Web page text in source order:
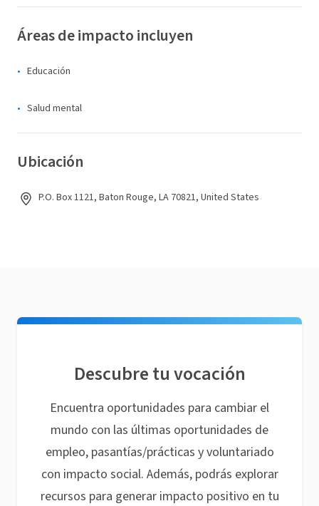
Áreas de impacto incluyen
Educación
Salud mental
Ubicación
P.O. Box 1121, Baton Rouge, LA 70821, United States
Descubre tu vocación
Encuentra oportunidades para cambiar el
mundo con las últimas oportunidades de
empleo, pasantías/prácticas y voluntariado
con impacto social. Además, podrás explorar
recursos para generar impacto positivo en tu